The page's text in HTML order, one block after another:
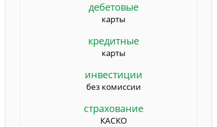
дебетовые
карты
кредитные
карты
инвестиции
без комиссии
страхование
КАСКО